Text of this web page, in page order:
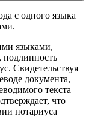
с одного языка
языками,
подлинность
Свидетельствуя
документа,
текста
что
нотариуса